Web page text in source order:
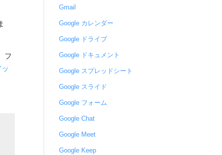
フ
Gmail
Google カレンダー
Google ドライブ
Google ドキュメント
Google スプレッドシート
Google スライド
Google フォーム
Google Chat
Google Meet
Google Keep